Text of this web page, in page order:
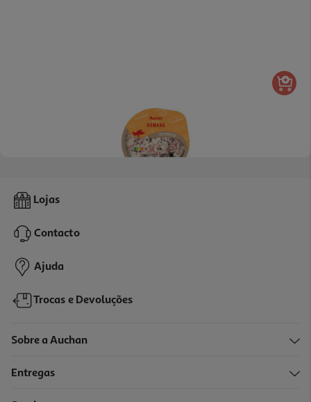
Pizza Romana Auchan 410 G
2,69 €
Lojas
Contacto
Ajuda
Trocas e Devoluções
Sobre a Auchan
Entregas